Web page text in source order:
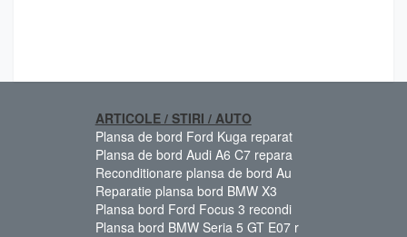
ARTICOLE / STIRI / AUTO
Plansa de bord Ford Kuga reparat
Plansa de bord Audi A6 C7 repara
Reconditionare plansa de bord Au
Reparatie plansa bord BMW X3
Plansa bord Ford Focus 3 recondi
Plansa bord BMW Seria 5 GT E07 r